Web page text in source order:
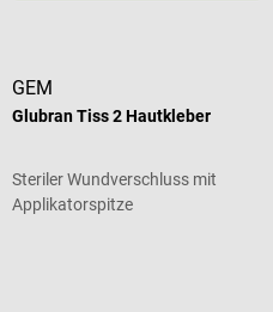
GEM
Glubran Tiss 2 Hautkleber
Steriler Wundverschluss mit
Applikatorspitze